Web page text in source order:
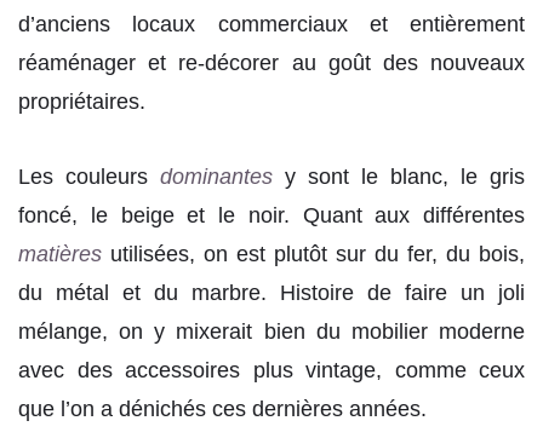
d’anciens locaux commerciaux et entièrement
réaménager et re-décorer au goût des nouveaux
propriétaires.
Les couleurs dominantes y sont le blanc, le gris
foncé, le beige et le noir. Quant aux différentes
matières utilisées, on est plutôt sur du fer, du bois,
du métal et du marbre. Histoire de faire un joli
mélange, on y mixerait bien du mobilier moderne
avec des accessoires plus vintage, comme ceux
que l’on a dénichés ces dernières années.